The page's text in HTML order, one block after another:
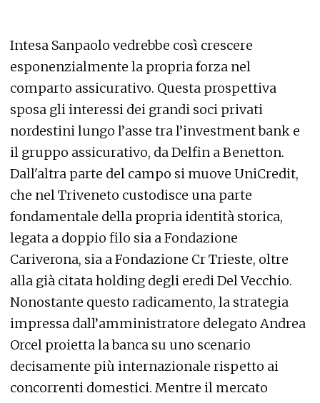
Intesa Sanpaolo vedrebbe così crescere
esponenzialmente la propria forza nel
comparto assicurativo. Questa prospettiva
sposa gli interessi dei grandi soci privati
nordestini lungo l’asse tra l’investment bank e
il gruppo assicurativo, da Delfin a Benetton.
Dall'altra parte del campo si muove UniCredit,
che nel Triveneto custodisce una parte
fondamentale della propria identità storica,
legata a doppio filo sia a Fondazione
Cariverona, sia a Fondazione Cr Trieste, oltre
alla già citata holding degli eredi Del Vecchio.
Nonostante questo radicamento, la strategia
impressa dall’amministratore delegato Andrea
Orcel proietta la banca su uno scenario
decisamente più internazionale rispetto ai
concorrenti domestici. Mentre il mercato